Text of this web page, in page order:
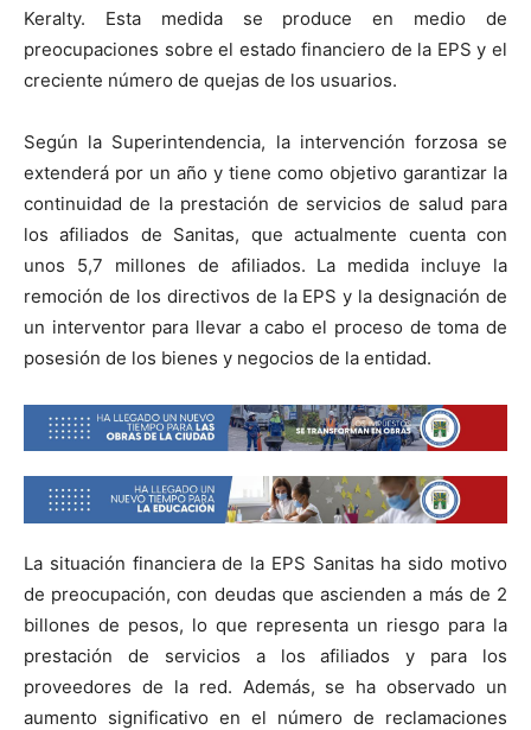
Keralty. Esta medida se produce en medio de
preocupaciones sobre el estado financiero de la EPS y el
creciente número de quejas de los usuarios.
Según la Superintendencia, la intervención forzosa se
extenderá por un año y tiene como objetivo garantizar la
continuidad de la prestación de servicios de salud para
los afiliados de Sanitas, que actualmente cuenta con
unos 5,7 millones de afiliados. La medida incluye la
remoción de los directivos de la EPS y la designación de
un interventor para llevar a cabo el proceso de toma de
posesión de los bienes y negocios de la entidad.
La situación financiera de la EPS Sanitas ha sido motivo
de preocupación, con deudas que ascienden a más de 2
billones de pesos, lo que representa un riesgo para la
prestación de servicios a los afiliados y para los
proveedores de la red. Además, se ha observado un
aumento significativo en el número de reclamaciones